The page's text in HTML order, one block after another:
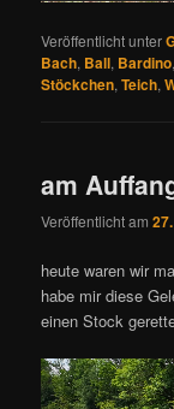
Veröffentlicht unter
Bach, Ball, Bardino,
Stöckchen,Teich,
am
Veröffentlicht am
heute waren wir
habe mir diese
einen Stock
Video-
Player